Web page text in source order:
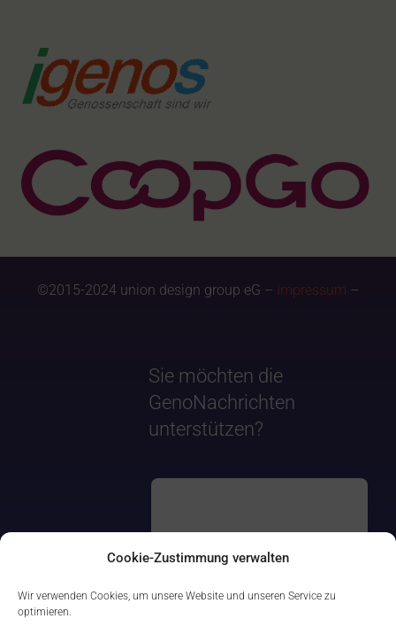
Cookie-Zustimmung verwalten
Wir verwenden Cookies, um unsere Website und unseren Service zu
optimieren.
©2015-2024 union design group eG – Impressum –
Sie möchten die
GenoNachrichten
unterstützen?